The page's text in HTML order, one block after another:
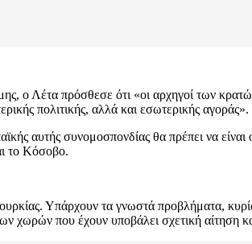
ο Λέτα πρόσθεσε ότι «οι αρχηγοί των
πολιτικής, αλλά και εσωτερικής αγοράς».
αυτής συνομοσπονδίας θα πρέπει να
το Κόσοβο.
Υπάρχουν τα γνωστά προβλήματα,
που έχουν υποβάλει σχετική αίτηση